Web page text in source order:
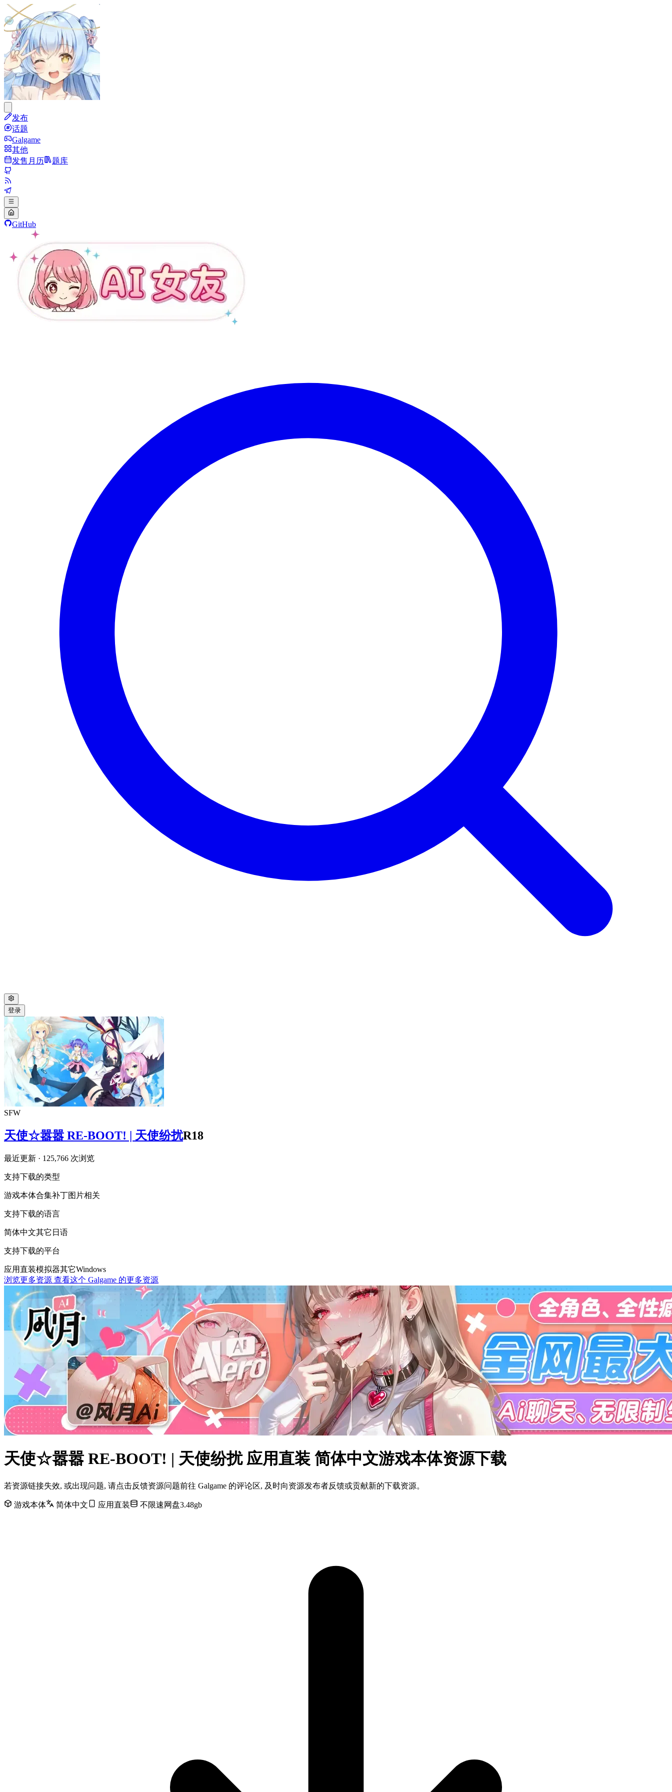
发布
话题
Galgame
其他
发售月历
题库
GitHub
登录
SFW
天使☆嚣嚣 RE-BOOT! | 天使纷扰R18
最近更新 · 125,766 次浏览
支持下载的类型
游戏本体合集补丁图片相关
支持下载的语言
简体中文其它 日语
支持下载的平台
应用直装模拟器其它Windows
浏览更多资源 查看这个 Galgame 的更多资源
天使☆嚣嚣 RE-BOOT! | 天使纷扰 应用直装 简体中文游戏本体资源下载
若资源链接失效, 或出现问题, 请点击反馈资源问题前往 Galgame 的评论区, 及时向资源发布者反馈或贡献新的下载资源。
游戏本体 简体中文 应用直装 不限速网盘3.48gb